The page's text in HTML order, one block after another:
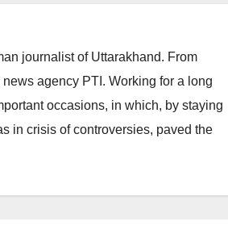
journalist of Uttarakhand. From
agency PTI. Working for a long
occasions, in which, by staying
in crisis of controversies, paved the